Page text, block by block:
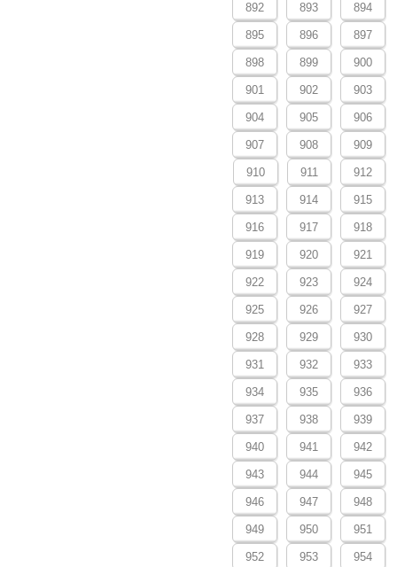
892 893 894
895 896 897
898 899 900
901 902 903
904 905 906
907 908 909
910 911 912
913 914 915
916 917 918
919 920 921
922 923 924
925 926 927
928 929 930
931 932 933
934 935 936
937 938 939
940 941 942
943 944 945
946 947 948
949 950 951
952 953 954